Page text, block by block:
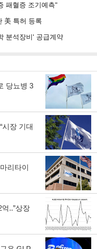
패혈증 조기예측"
美 특허 등록
분석장비' 공급계약
당뇨병 3
시장 기대
리타이
..”상장